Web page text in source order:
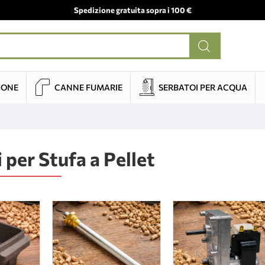
Spedizione gratuita sopra i 100 €
CANNE FUMARIE SERBATOI PER ACQUA
per Stufa a Pellet